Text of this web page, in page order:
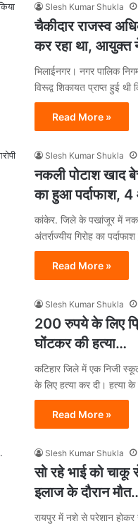
Slesh Kumar Shukla
चैकीदार राजस्व
कर रहा था, आयुक्त
भिलाईनगर। नगर पालिक
विरूद्व शिकायत प्राप्त हुई थी
Read More »
Slesh Kumar Shukla
नकली पोटाश खाद
का हुआ पर्दाफाश, 4
कांकेर. जिले के पखांजूर में
अंतर्राज्यीय गिरोह का
Read More »
Slesh Kumar Shukla
200 रुपये के लिए
घोंटकर की हत्या…
कटिहार जिले में एक निजी
के लिए हत्या कर दी। हत्या के
Read More »
Slesh Kumar Shukla
सो रहे भाई को चाकू
इलाज के दौरान
रायपुर में नशे से परेशान होकर